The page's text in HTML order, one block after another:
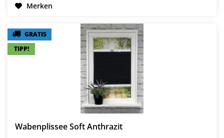
Merken
GRATIS
TIPP!
GRATIS
TIPP!
Wabenplissee Soft Anthrazit